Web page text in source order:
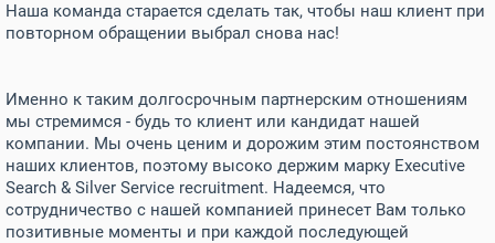
Наша команда старается сделать так, чтобы наш клиент при
повторном обращении выбрал снова нас!
Именно к таким долгосрочным партнерским отношениям
мы стремимся - будь то клиент или кандидат нашей
компании. Мы очень ценим и дорожим этим постоянством
наших клиентов, поэтому высоко держим марку Executive
Search & Silver Service recruitment. Надеемся, что
сотрудничество с нашей компанией принесет Вам только
позитивные моменты и при каждой последующей